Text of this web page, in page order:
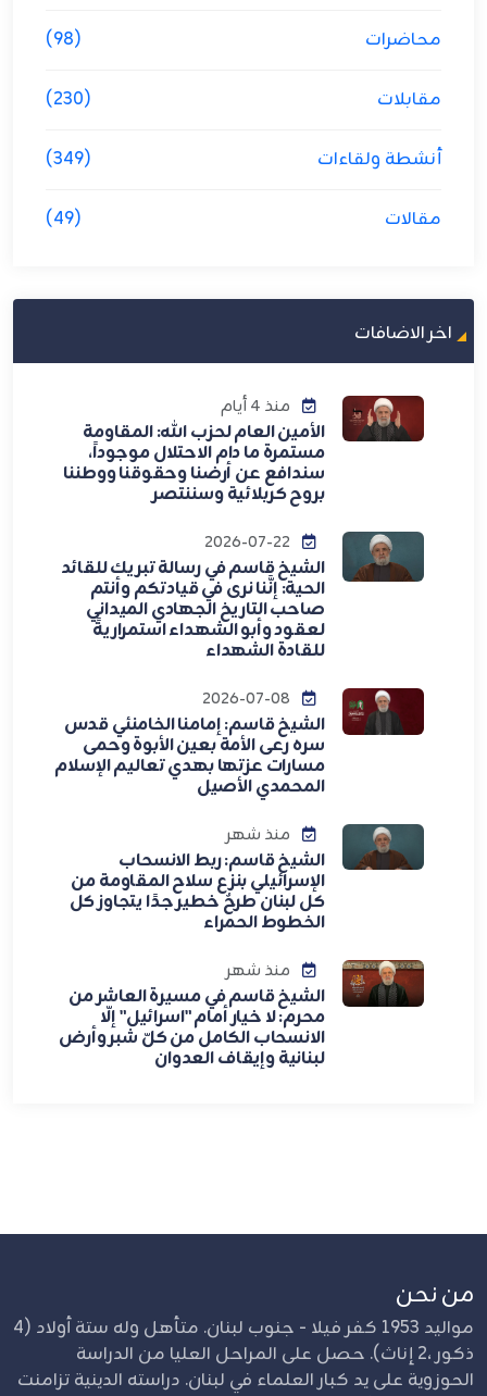
محاضرات (98)
مقابلات (230)
أنشطة ولقاءات (349)
مقالات (49)
اخر الاضافات
منذ 4 أيام
الأمين العام لحزب الله: المقاومة
مستمرة ما دام الاحتلال موجوداً،
سندافع عن أرضنا وحقوقنا ووطننا
بروح كربلائية وسننتصر
الشيخ قاسم في رسالة تبريك للقائد
الحية: إنَّنا نرى في قيادتكم وأنتم
صاحب التاريخ الجهادي الميداني
لعقود وأبو الشهداء استمراريةً
للقادة الشهداء
الشيخ قاسم: إمامنا الخامنئي قدس
سره رعى الأمة بعين الأبوة وحمى
مسارات عزتها بهدي تعاليم الإسلام
المحمدي الأصيل
منذ شهر
الشيخ قاسم: ربط الانسحاب
الإسرائيلي بنزع سلاح المقاومة من
كل لبنان طرحٌ خطير جدًا يتجاوز كل
الخطوط الحمراء
منذ شهر
الشيخ قاسم في مسيرة العاشر من
محرم: لا خيار أمام "اسرائيل" إلّا
الانسحاب الكامل من كلّ شبر وأرض
لبنانية وإيقاف العدوان
من نحن
مواليد 1953 كفر فيلا - جنوب لبنان. متأهل وله ستة أولاد (4
ذكور ،2 إناث). حصل على المراحل العليا من الدراسة
الحوزوية على يد كبار العلماء في لبنان. دراسته الدينية تزامنت